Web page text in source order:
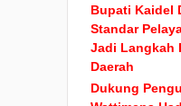
Bupati Kaidel
Standar
Jadi Langkah
Daerah
Dukung